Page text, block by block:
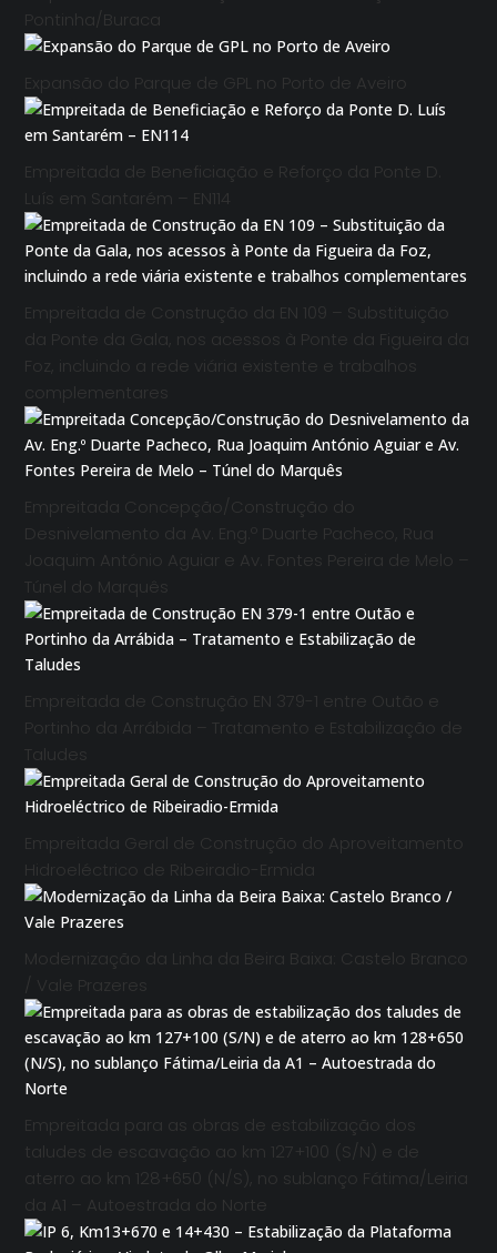
Pontinha/Buraca
Expansão do Parque de GPL no Porto de Aveiro
Empreitada de Beneficiação e Reforço da Ponte D.
Luís em Santarém – EN114
Empreitada de Construção da EN 109 – Substituição
da Ponte da Gala, nos acessos à Ponte da Figueira da
Foz, incluindo a rede viária existente e trabalhos
complementares
Empreitada Concepção/Construção do
Desnivelamento da Av. Eng.º Duarte Pacheco, Rua
Joaquim António Aguiar e Av. Fontes Pereira de Melo –
Túnel do Marquês
Empreitada de Construção EN 379-1 entre Outão e
Portinho da Arrábida – Tratamento e Estabilização de
Taludes
Empreitada Geral de Construção do Aproveitamento
Hidroeléctrico de Ribeiradio-Ermida
Modernização da Linha da Beira Baixa: Castelo Branco
/ Vale Prazeres
Empreitada para as obras de estabilização dos
taludes de escavação ao km 127+100 (S/N) e de
aterro ao km 128+650 (N/S), no sublanço Fátima/Leiria
da A1 – Autoestrada do Norte